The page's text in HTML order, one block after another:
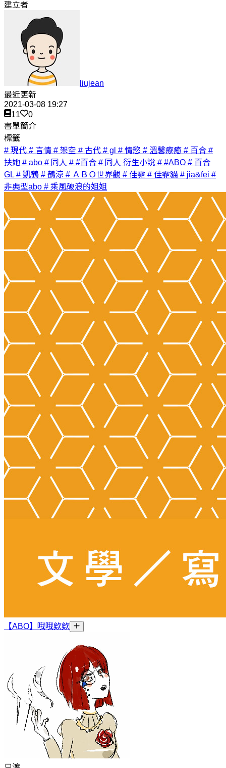
建立者
liujean
最近更新
2021-03-08 19:27
11
0
書單簡介
標籤
# 現代 # 言情 # 架空 # 古代 # gl # 情慾 # 溫馨療癒 # 百合 #
扶她 # abo # 同人 # #百合 # 同人 衍生小說 # #ABO # 百合
GL # 凱鶴 # 鶴涼 # ＡＢＯ世界觀 # 佳霏 # 佳霏貓 # jia&fei #
非典型abo # 乘風破浪的姐姐
【ABO】哦哦欸欸